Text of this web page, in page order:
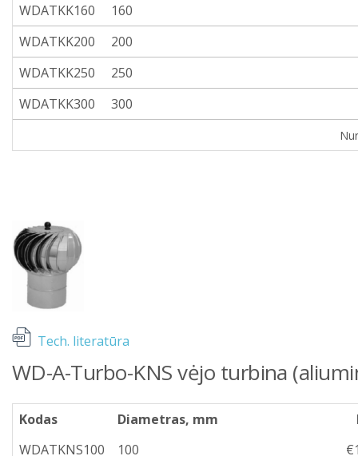
WDATKK160
160
WDATKK200
200
WDATKK250
250
WDATKK300
300
Tech. literatūra
WD-A-Turbo-KNS vėjo turbina
Kodas Diametras, mm
WDATKNS100
100